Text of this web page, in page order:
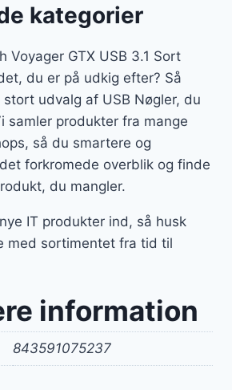
kategorier
Voyager GTX USB 3.1 Sort
du er på udkig efter? Så
udvalg af USB Nøgler, du
samler produkter fra mange
så du smartere og
forkromede overblik og finde
du mangler.
IT produkter ind, så husk
med sortimentet fra tid til
information
843591075237